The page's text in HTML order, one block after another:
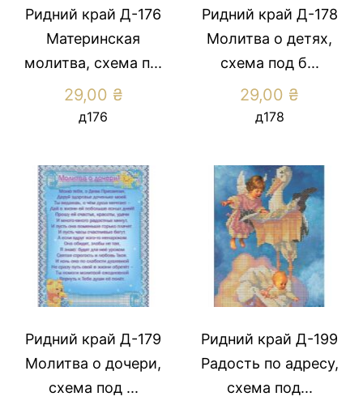
Ридний край Д-176
Материнская
молитва, схема п...
29,00 ₴
д176
Ридний край Д-178
Молитва о детях,
схема под б...
29,00 ₴
д178
Ридний край Д-179
Молитва о дочери,
схема под ...
Ридний край Д-199
Радость по адресу,
схема под...